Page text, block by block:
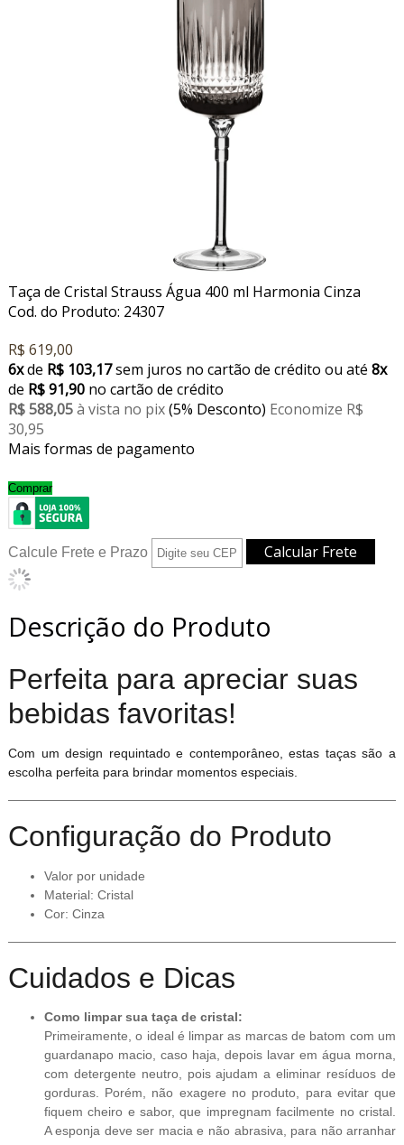
Taça de Cristal Strauss Água 400 ml Harmonia Cinza
Cod. do Produto: 24307
R$ 619,00
6xde R$ 103,17sem juros no cartão de crédito ou até 8x
de R$ 91,90no cartão de crédito
R$ 588,05à vista no pix(5% Desconto) Economize R$
30,95
Mais formas de pagamento
Comprar
Calcule Frete e Prazo
Descrição do Produto
Perfeita para apreciar suas
bebidas favoritas!
Com um design requintado e contemporâneo, estas taças são a
escolha perfeita para brindar momentos especiais.
Configuração do Produto
Valor por unidade
Material: Cristal
Cor: Cinza
Cuidados e Dicas
Como limpar sua taça de cristal:
Primeiramente, o ideal é limpar as marcas de batom com um
guardanapo macio, caso haja, depois lavar em água morna,
com detergente neutro, pois ajudam a eliminar resíduos de
gorduras. Porém, não exagere no produto, para evitar que
fiquem cheiro e sabor, que impregnam facilmente no cristal.
A esponja deve ser macia e não abrasiva, para não arranhar